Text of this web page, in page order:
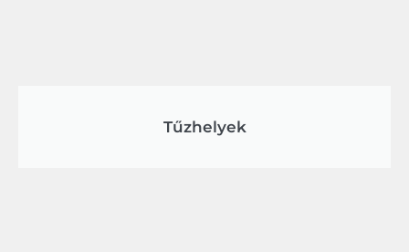
Tűzhelyek